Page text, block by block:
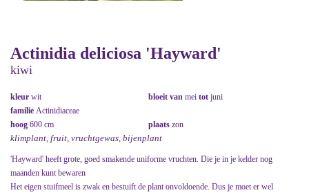
Actinidia deliciosa 'Hayward'
kiwi
kleur wit bloeit van mei tot juni
familie Actinidiaceae
hoog 600 cm plaats zon
klimplant, fruit, vruchtgewas, bijenplant
'Hayward' heeft grote, goed smakende uniforme vruchten. Die je in je kelder nog
maanden kunt bewaren
Het eigen stuifmeel is zwak en bestuift de plant onvoldoende. Dus je moet er wel